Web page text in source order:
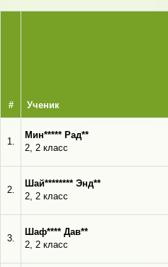
# Ученик
1.
Мин***** Рад**
2, 2 класс
2.
Шай******** Энд**
2, 2 класс
3.
Шаф**** Дав**
2, 2 класс